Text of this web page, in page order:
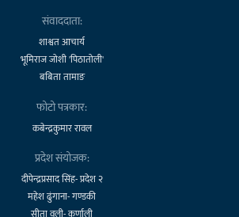
संवाददाता:
शाश्वत आचार्य
भूमिराज जोशी 'पिठातोली'
बबिता तामाङ
फोटो पत्रकार:
कबेन्द्रकुमार रावल
प्रदेश संयोजक:
दीपेन्द्रप्रसाद सिंह- प्रदेश २
महेश ढुंगाना- गण्डकी